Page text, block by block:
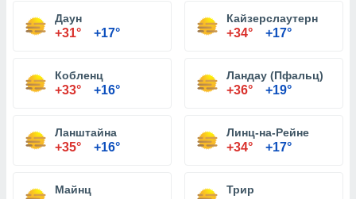
Даун
+31° +17°
Кайзерслаутерн
+34° +17°
Кобленц
+33° +16°
Ландау (Пфальц)
+36° +19°
Ланштайна
+35° +16°
Линц-на-Рейне
+34° +17°
Майнц Трир